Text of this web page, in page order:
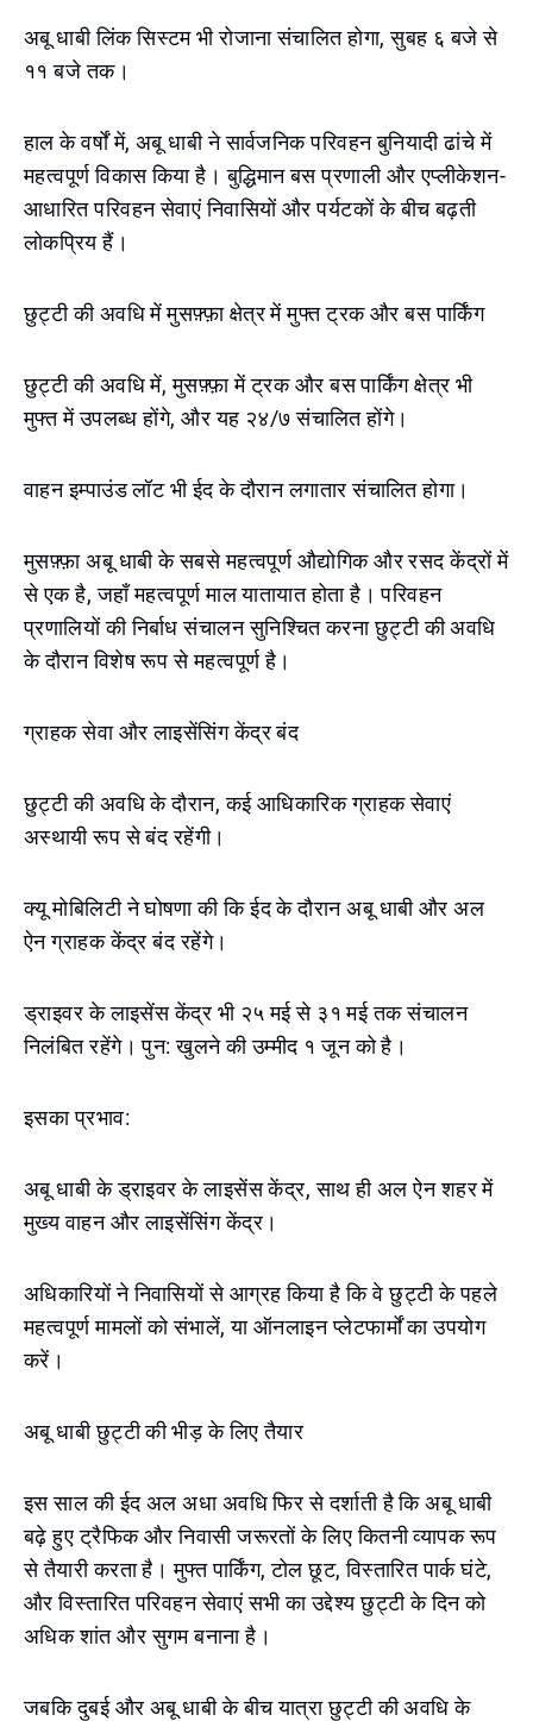
अबू धाबी लिंक सिस्टम भी रोजाना संचालित होगा, सुबह ६ बजे से
११ बजे तक।
हाल के वर्षों में, अबू धाबी ने सार्वजनिक परिवहन बुनियादी ढांचे में
महत्वपूर्ण विकास किया है। बुद्धिमान बस प्रणाली और एप्लीकेशन-
आधारित परिवहन सेवाएं निवासियों और पर्यटकों के बीच बढ़ती
लोकप्रिय हैं।
छुट्टी की अवधि में मुसफ़्फ़ा क्षेत्र में मुफ्त ट्रक और बस पार्किंग
छुट्टी की अवधि में, मुसफ़्फ़ा में ट्रक और बस पार्किंग क्षेत्र भी
मुफ्त में उपलब्ध होंगे, और यह २४/७ संचालित होंगे।
वाहन इम्पाउंड लॉट भी ईद के दौरान लगातार संचालित होगा।
मुसफ़्फ़ा अबू धाबी के सबसे महत्वपूर्ण औद्योगिक और रसद केंद्रों में
से एक है, जहाँ महत्वपूर्ण माल यातायात होता है। परिवहन
प्रणालियों की निर्बाध संचालन सुनिश्चित करना छुट्टी की अवधि
के दौरान विशेष रूप से महत्वपूर्ण है।
ग्राहक सेवा और लाइसेंसिंग केंद्र बंद
छुट्टी की अवधि के दौरान, कई आधिकारिक ग्राहक सेवाएं
अस्थायी रूप से बंद रहेंगी।
क्यू मोबिलिटी ने घोषणा की कि ईद के दौरान अबू धाबी और अल
ऐन ग्राहक केंद्र बंद रहेंगे।
ड्राइवर के लाइसेंस केंद्र भी २५ मई से ३१ मई तक संचालन
निलंबित रहेंगे। पुन: खुलने की उम्मीद १ जून को है।
इसका प्रभाव:
अबू धाबी के ड्राइवर के लाइसेंस केंद्र, साथ ही अल ऐन शहर में
मुख्य वाहन और लाइसेंसिंग केंद्र।
अधिकारियों ने निवासियों से आग्रह किया है कि वे छुट्टी के पहले
महत्वपूर्ण मामलों को संभालें, या ऑनलाइन प्लेटफार्मों का उपयोग
करें।
अबू धाबी छुट्टी की भीड़ के लिए तैयार
इस साल की ईद अल अधा अवधि फिर से दर्शाती है कि अबू धाबी
बढ़े हुए ट्रैफिक और निवासी जरूरतों के लिए कितनी व्यापक रूप
से तैयारी करता है। मुफ्त पार्किंग, टोल छूट, विस्तारित पार्क घंटे,
और विस्तारित परिवहन सेवाएं सभी का उद्देश्य छुट्टी के दिन को
अधिक शांत और सुगम बनाना है।
जबकि दुबई और अबू धाबी के बीच यात्रा छुट्टी की अवधि के